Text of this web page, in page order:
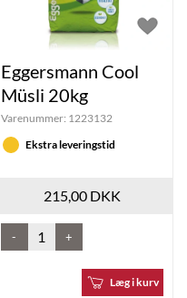
Eggersmann Cool
Müsli 20kg
Varenummer: 1223132
Ekstra leveringstid
215,00 DKK
- +
Læg i kurv